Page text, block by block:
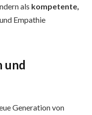
als kompetente,
Empathie
und
Generation von